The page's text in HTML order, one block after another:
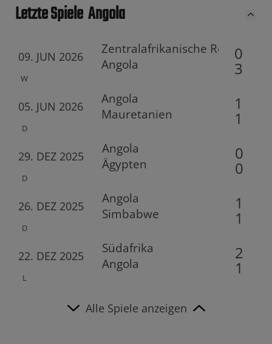
Letzte SpieleAngola
09. JUN 2026
Zentralafrikanische Republik
Angola
0
3
W
05. JUN 2026
Angola
Mauretanien
1
1
D
29. DEZ 2025
Angola
Ägypten
0
0
D
26. DEZ 2025
Angola
Simbabwe
1
1
D
22. DEZ 2025
Südafrika
Angola
2
1
L
Alle Spiele anzeigen